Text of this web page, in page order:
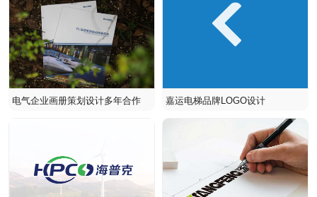
电气企业画册策划设计多年合作 嘉运电梯品牌LOGO设计